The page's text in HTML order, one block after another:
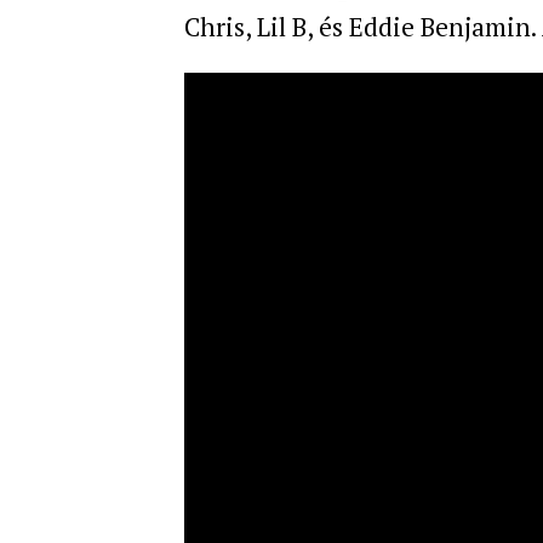
Chris, Lil B, és Eddie